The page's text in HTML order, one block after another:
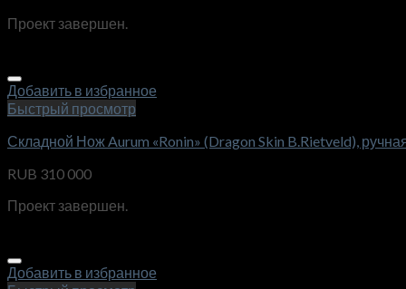
Проект завершен.
Добавить в избранное
Быстрый просмотр
Складной Нож Aurum «Ronin» (Dragon Skin B.Rietveld),
RUB 310 000
Проект завершен.
Добавить в избранное